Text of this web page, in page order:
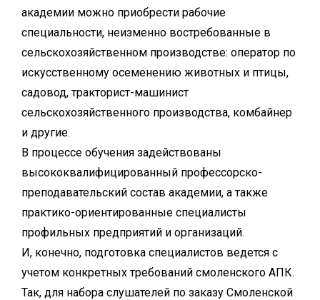
академии можно приобрести рабочие
специальности, неизменно востребованные в
сельскохозяйственном производстве: оператор по
искусственному осеменению животных и птицы,
садовод, тракторист-машинист
сельскохозяйственного производства, комбайнер
и другие.
В процессе обучения задействованы
высококвалифицированный профессорско-
преподавательский состав академии, а также
практико-ориентированные специалисты
профильных предприятий и организаций.
И, конечно, подготовка специалистов ведется с
учетом конкретных требований смоленского АПК.
Так, для набора слушателей по заказу Смоленской